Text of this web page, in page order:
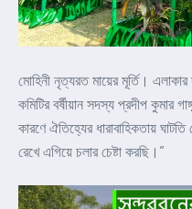
মোহিনী নৃত্যরত মায়ের মূর্তি।
কমিটির বর্ষীয়ান সদস্য প্রদীপ কুমার
কারণে ঐতিহ্যের ধারাবাহিকতায়
রেখে এগিয়ে চলার চেষ্টা করছি।”